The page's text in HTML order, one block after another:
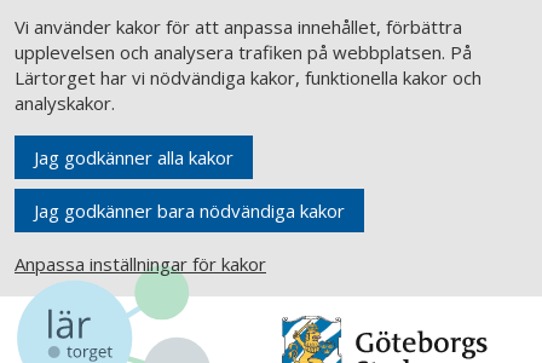
Vi använder kakor för att anpassa innehållet, förbättra
upplevelsen och analysera trafiken på webbplatsen. På
Lärtorget har vi nödvändiga kakor, funktionella kakor och
analyskakor.
Jag godkänner alla kakor
Jag godkänner bara nödvändiga kakor
Anpassa inställningar för kakor